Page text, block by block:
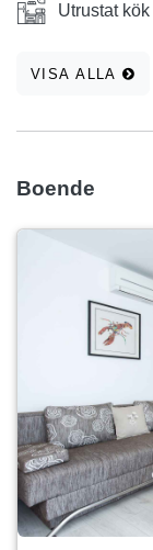
Utrustat kök
VISA ALLA
Boende